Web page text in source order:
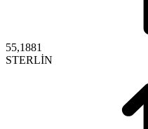
55,1881
STERLİN